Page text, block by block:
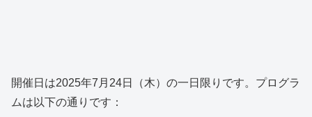
開催日は2025年7月24日（木）の一日限りです。プログラ
ムは以下の通りです：